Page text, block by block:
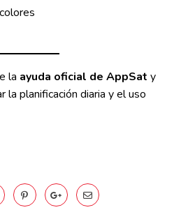
la ayuda oficial de AppSat y
la planificación diaria y el uso